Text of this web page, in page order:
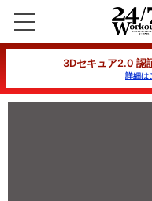
3Dセキュア2.0 認
詳細は